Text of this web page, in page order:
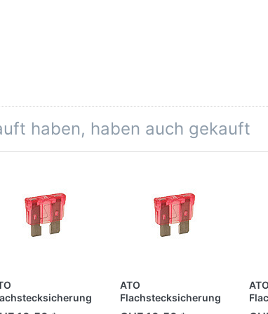
haben, haben auch gekauft
Amp.
ATO
Flachstecksicherung
2 Amp.
ATO
20